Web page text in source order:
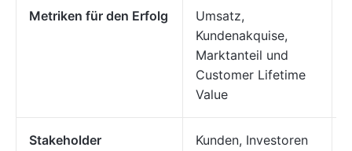
Metriken für den Erfolg
Umsatz,
Kundenakquise,
Marktanteil und
Customer Lifetime
Value
Stakeholder
Kunden, Investoren